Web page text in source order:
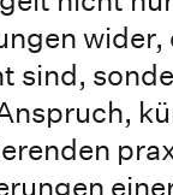
wider,
sind,